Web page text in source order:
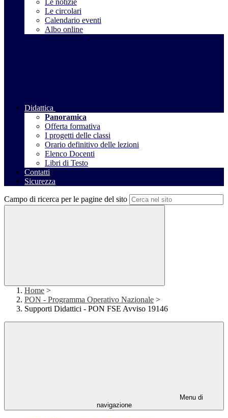
Le notizie
Le circolari
Calendario eventi
Albo online
Didattica
Panoramica
Offerta formativa
I progetti delle classi
Orario definitivo delle lezioni
Elenco Docenti
Libri di Testo
Contatti
Sicurezza
Campo di ricerca per le pagine del sito
Home >
PON - Programma Operativo Nazionale >
Supporti Didattici - PON FSE Avviso 19146
Menu di
navigazione